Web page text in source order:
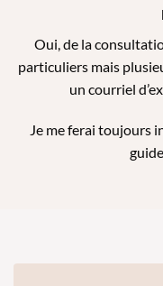
Oui, de la
particuliers mais
un courriel
Je me ferai toujours